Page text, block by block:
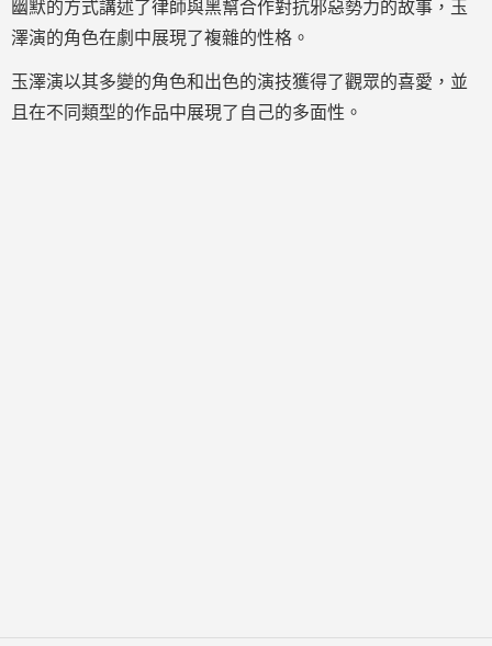
幽默的方式講述了律師與黑幫合作對抗邪惡勢力的故事，玉
澤演的角色在劇中展現了複雜的性格。
玉澤演以其多變的角色和出色的演技獲得了觀眾的喜愛，並
且在不同類型的作品中展現了自己的多面性。